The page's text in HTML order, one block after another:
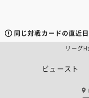
同じ対戦カードの直近
ビュースト
リーグ